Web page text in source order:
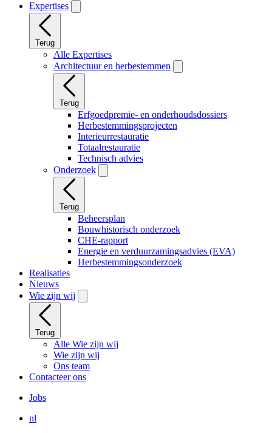
Expertises
Terug
Alle Expertises
Architectuur en herbestemmen
Terug
Erfgoedpremie- en onderhoudsdossiers
Herbestemmingsprojecten
Interieurrestauratie
Totaalrestauratie
Technisch advies
Onderzoek
Terug
Beheersplan
Bouwhistorisch onderzoek
CHE-rapport
Energie en verduurzamingsadvies (EVA)
Herbestemmingsonderzoek
Realisaties
Nieuws
Wie zijn wij
Terug
Alle Wie zijn wij
Wie zijn wij
Ons team
Contacteer ons
Jobs
nl